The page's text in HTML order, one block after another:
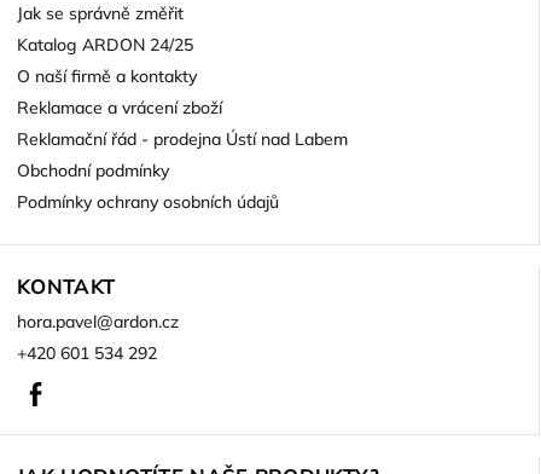
Jak se správně změřit
Katalog ARDON 24/25
O naší firmě a kontakty
Reklamace a vrácení zboží
Reklamační řád - prodejna Ústí nad Labem
Obchodní podmínky
Podmínky ochrany osobních údajů
KONTAKT
hora.pavel@ardon.cz
+420 601 534 292